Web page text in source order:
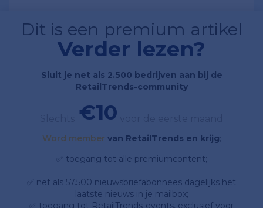
Dit is een premium artikel
Verder lezen?
Sluit je net als 2.500 bedrijven aan bij de
RetailTrends-community
€10
Word member van RetailTrends en krijg;
✅ toegang tot alle premiumcontent;
✅ net als 57.500 nieuwsbriefabonnees dagelijks het
laatste nieuws in je mailbox;
✅ toegang tot RetailTrends-events, exclusief voor